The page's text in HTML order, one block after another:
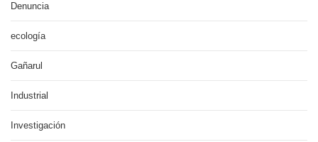
Denuncia
ecología
Gañarul
Industrial
Investigación